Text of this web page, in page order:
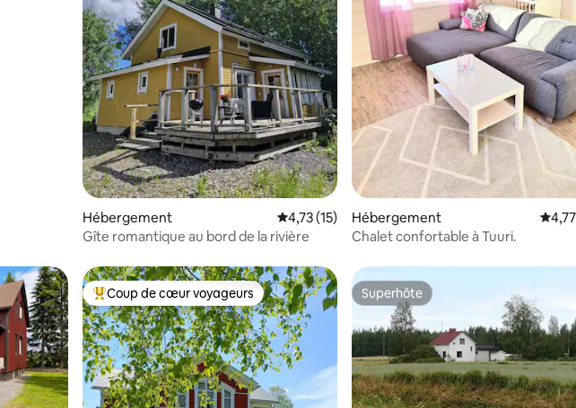
Hébergement Évaluation moyenne sur la base de 15
4,73 (15)
Gîte romantique au bord de la rivière
Hébergement
Chalet confortable à Tuuri.
Coups de cœur voyageurs les plus appréciés
Coup de cœur voyageurs Superhôte
Superhôte